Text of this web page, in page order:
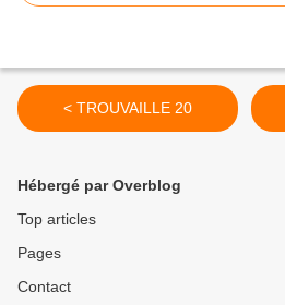
< TROUVAILLE 20
Hébergé par Overblog
Top articles
Pages
Contact